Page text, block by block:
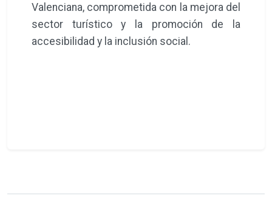
Valenciana, comprometida con la mejora del
sector turístico y la promoción de la
accesibilidad y la inclusión social.